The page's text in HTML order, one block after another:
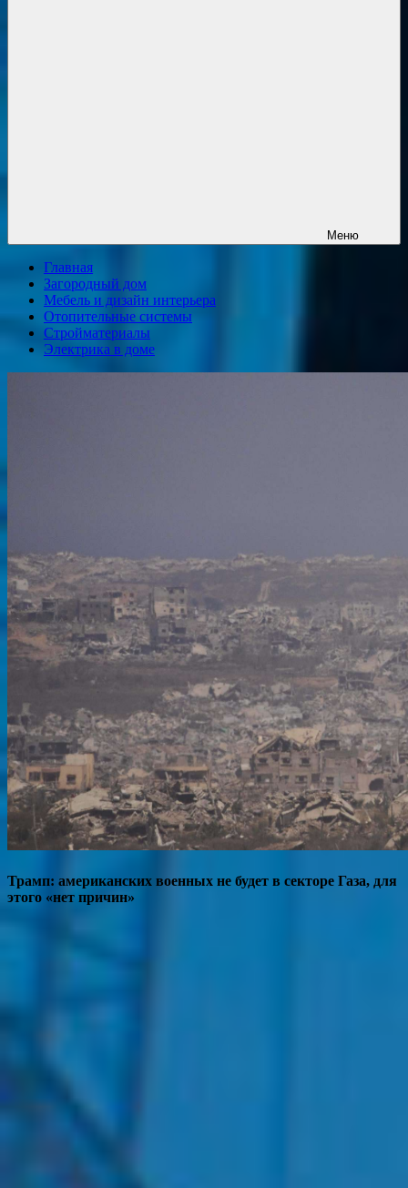
Меню
Главная
Загородный дом
Мебель и дизайн интерьера
Отопительные системы
Стройматериалы
Электрика в доме
Трамп: американских военных не будет в секторе Газа, для
этого «нет причин»